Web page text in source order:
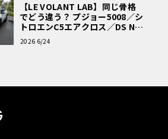
【LE VOLANT LAB】同じ骨格
でどう違う？ プジョー5008／シ
トロエンC5エアクロス／DS Nº4
読者一気乗りレポート
2026 6/24